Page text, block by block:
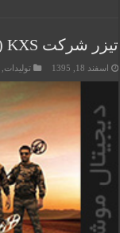
تیزر شرکت KXS (کی ایکس اس)
اسفند 18, 1395 تولیدات